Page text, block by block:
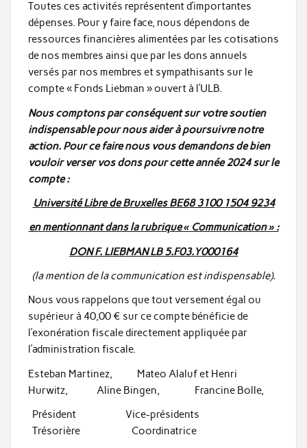
Toutes ces activités représentent d’importantes
dépenses. Pour y faire face, nous dépendons de
ressources financières alimentées par les cotisations
de nos membres ainsi que par les dons annuels
versés par nos membres et sympathisants sur le
compte « Fonds Liebman » ouvert à l’ULB.
Nous comptons par conséquent sur votre soutien
indispensable pour nous aider à poursuivre notre
action. Pour ce faire nous vous demandons de bien
vouloir verser vos dons pour cette année 2024 sur le
compte :
Université Libre de Bruxelles BE68 3100 1504 9234
en mentionnant dans la rubrique « Communication » :
DON F. LIEBMAN LB 5.F03.Y000164
(la mention de la communication est indispensable).
Nous vous rappelons que tout versement égal ou
supérieur à 40,00 € sur ce compte bénéficie de
l’exonération fiscale directement appliquée par
l’administration fiscale.
Esteban Martinez, Mateo Alaluf et Henri
Hurwitz, Aline Bingen, Francine Bolle,
Président Vice-présidents
Trésorière Coordinatrice